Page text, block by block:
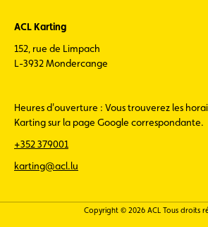
ACL Karting
152, rue de Limpach
L-3932 Mondercange
Heures d'ouverture : Vous trouverez les
Karting sur la page Google correspondante.
+352 379001
karting@acl.lu
Copyright © 2026 ACL Tous droits